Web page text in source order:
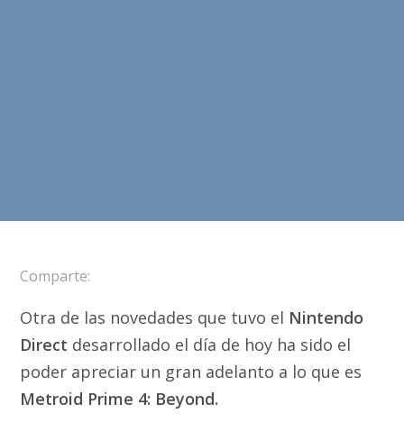
Comparte:
Otra de las novedades que tuvo el Nintendo
Direct desarrollado el día de hoy ha sido el
poder apreciar un gran adelanto a lo que es
Metroid Prime 4: Beyond.